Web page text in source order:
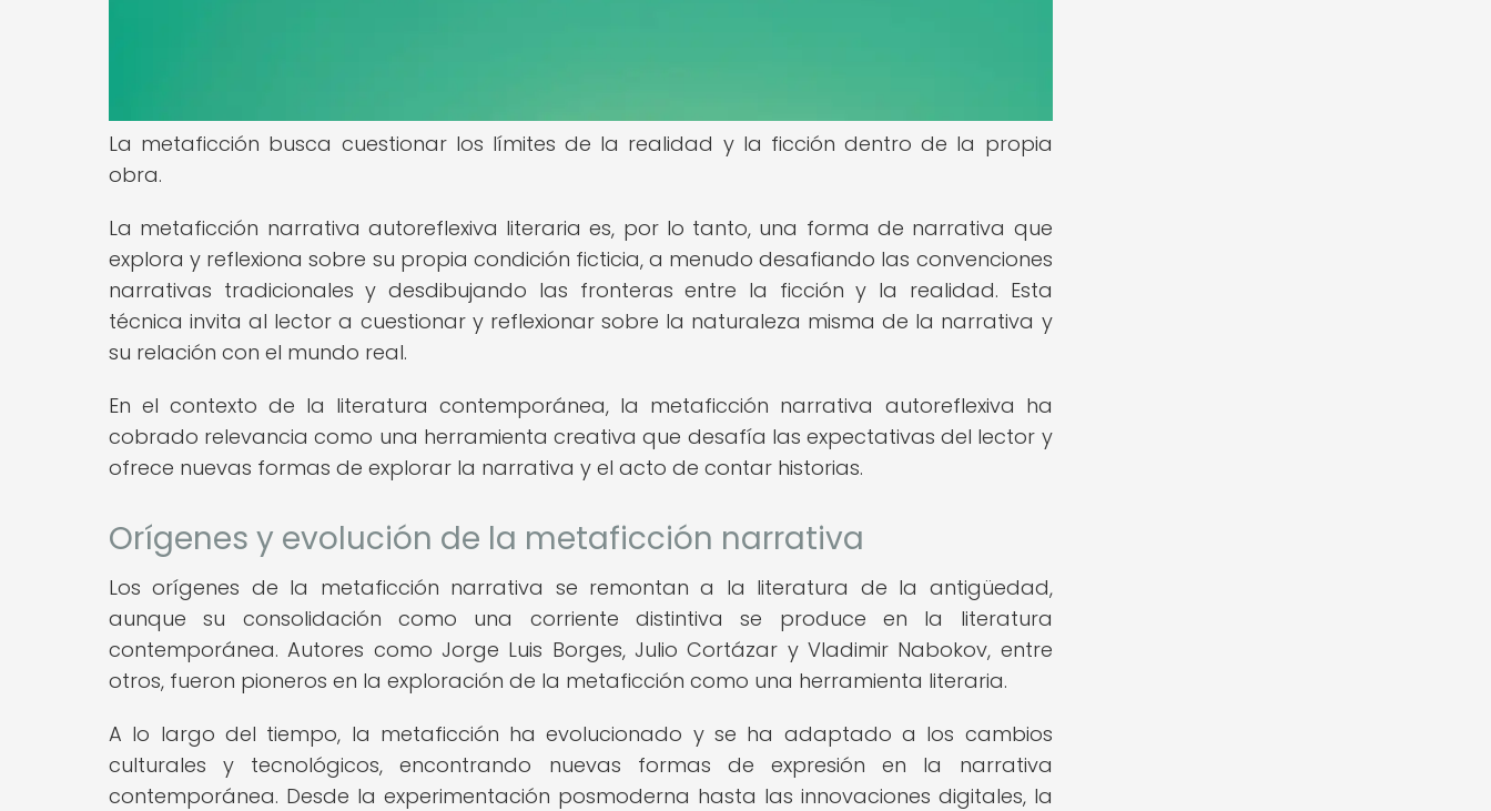
La metaficción busca cuestionar los límites de la realidad y la ficción dentro de la propia
obra.
La metaficción narrativa autoreflexiva literaria es, por lo tanto, una forma de narrativa que
explora y reflexiona sobre su propia condición ficticia, a menudo desafiando las convenciones
narrativas tradicionales y desdibujando las fronteras entre la ficción y la realidad. Esta
técnica invita al lector a cuestionar y reflexionar sobre la naturaleza misma de la narrativa y
su relación con el mundo real.
En el contexto de la literatura contemporánea, la metaficción narrativa autoreflexiva ha
cobrado relevancia como una herramienta creativa que desafía las expectativas del lector y
ofrece nuevas formas de explorar la narrativa y el acto de contar historias.
Orígenes y evolución de la metaficción narrativa
Los orígenes de la metaficción narrativa se remontan a la literatura de la antigüedad,
aunque su consolidación como una corriente distintiva se produce en la literatura
contemporánea. Autores como Jorge Luis Borges, Julio Cortázar y Vladimir Nabokov, entre
otros, fueron pioneros en la exploración de la metaficción como una herramienta literaria.
A lo largo del tiempo, la metaficción ha evolucionado y se ha adaptado a los cambios
culturales y tecnológicos, encontrando nuevas formas de expresión en la narrativa
contemporánea. Desde la experimentación posmoderna hasta las innovaciones digitales, la